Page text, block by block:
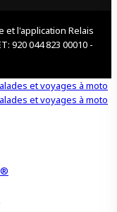
et l'application Relais
920 044 823 00010 -